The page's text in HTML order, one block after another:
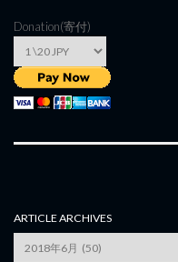
Donation(寄付)
ARTICLE ARCHIVES